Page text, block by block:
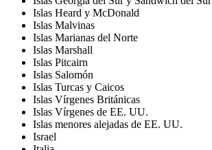
Islas Heard y McDonald
Islas Malvinas
Islas Marianas del Norte
Islas Marshall
Islas Pitcairn
Islas Salomón
Islas Turcas y Caicos
Islas Vírgenes Británicas
Islas Vírgenes de EE. UU.
Islas menores alejadas de EE. UU.
Israel